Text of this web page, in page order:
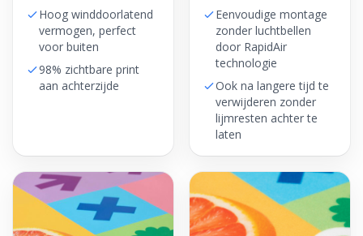
Hoog winddoorlatend
vermogen, perfect
voor buiten
98% zichtbare print
aan achterzijde
Eenvoudige montage
zonder luchtbellen
door RapidAir
technologie
Ook na langere tijd te
verwijderen zonder
lijmresten achter te
laten